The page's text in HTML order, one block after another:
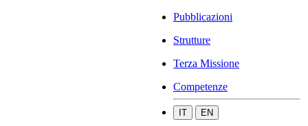
Pubblicazioni
Strutture
Terza Missione
Competenze
IT EN